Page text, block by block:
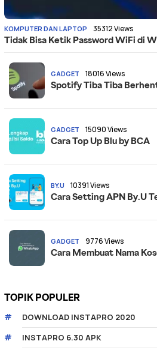
KOMPUTER DAN LAPTOP 35312 Views
Tidak Bisa Ketik Password WiFi di
GADGET 18016 Views
Spotify Tiba Tiba
GADGET 15090 Views
Cara Top Up Blu by BCA
BY.U 10391 Views
Cara Setting APN By.U
GADGET 9776 Views
Cara Membuat Nama
TOPIK POPULER
DOWNLOAD INSTAPRO 2020
INSTAPRO 6.30 APK